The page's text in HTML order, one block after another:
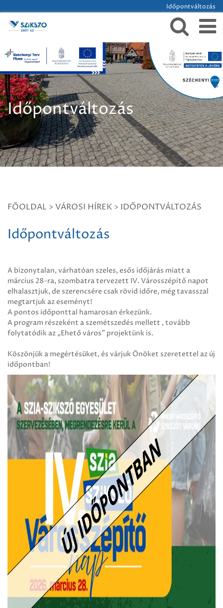
Időpontváltozás
Időpontváltozás
FŐOLDAL > VÁROSI HÍREK > IDŐPONTVÁLTOZÁS
Időpontváltozás
A bizonytalan, várhatóan szeles, esős időjárás miatt a
március 28-ra, szombatra tervezett IV. Városszépítő napot
elhalasztjuk, de szerencsére csak rövid időre, még tavasszal
megtartjuk az eseményt!
A pontos időponttal hamarosan érkezünk.
A program részeként a szemétszedés mellett , tovább
folytatódik az „Ehető város” projektünk is.
Köszönjük a megértésüket, és várjuk Önöket szeretettel az új
időpontban!